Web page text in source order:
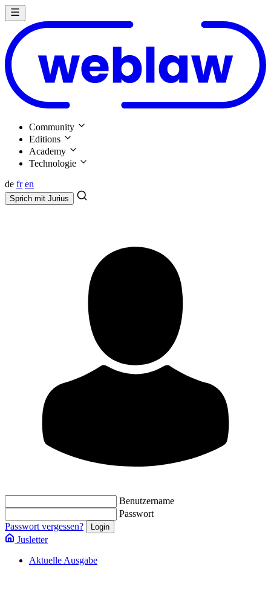
Community
Editions
Academy
Technologie
de fr en
Sprich mit Jurius
Benutzername
Passwort
Passwort vergessen?
Jusletter
Aktuelle Ausgabe